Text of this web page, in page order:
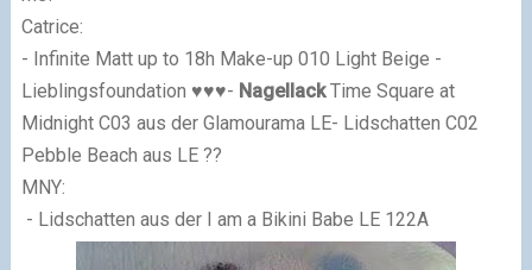
Catrice:
- Infinite Matt up to 18h Make-up 010 Light Beige -
Lieblingsfoundation ♥♥♥- NagellackTime Square at
Midnight C03 aus der Glamourama LE- Lidschatten C02
Pebble Beach aus LE ??
MNY:
- Lidschatten aus der I am a Bikini Babe LE 122A